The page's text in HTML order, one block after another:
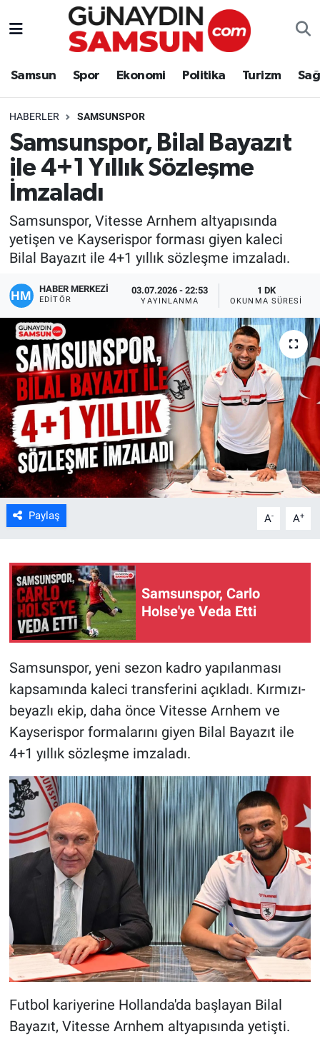
Samsun Spor Ekonomi Politika Turizm
HABERLER SAMSUNSPOR
Samsunspor, Bilal Bayazıt
ile 4+1 Yıllık Sözleşme
İmzaladı
Samsunspor, Vitesse Arnhem altyapısında
yetişen ve Kayserispor forması giyen kaleci
Bilal Bayazıt ile 4+1 yıllık sözleşme imzaladı.
HABER MERKEZİ
EDITÖR
03.07.2026 - 22:53
YAYINLANMA
1 DK
OKUNMA SÜRESI
Paylaş A- A+
Samsunspor, Carlo
Holse'ye Veda Etti
Samsunspor, yeni sezon kadro yapılanması
kapsamında kaleci transferini açıkladı. Kırmızı-
beyazlı ekip, daha önce Vitesse Arnhem ve
Kayserispor formalarını giyen Bilal Bayazıt ile
4+1 yıllık sözleşme imzaladı.
Futbol kariyerine Hollanda'da başlayan Bilal
Bayazıt, Vitesse Arnhem altyapısında yetişti.
Samsun
Politika
Turizm
Sağlık
Kültür Sanat
Bilim ve Teknoloji
Genel
Nöbetçi Eczaneler
Süper Lig Puan Durumu ve Fikstür
Tüm Manşetler
Son Dakika Haberleri